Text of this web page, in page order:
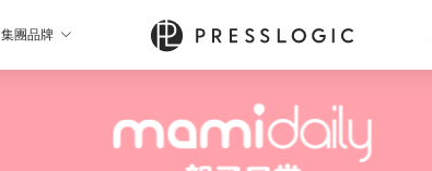
集團品牌